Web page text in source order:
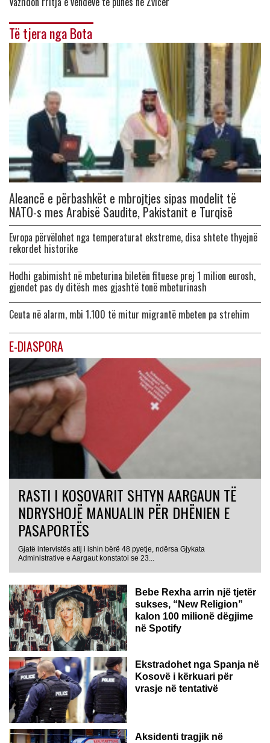
Të tjera nga Bota
Aleancë e përbashkët e mbrojtjes sipas modelit të
NATO-s mes Arabisë Saudite, Pakistanit e Turqisë
Evropa përvëlohet nga temperaturat ekstreme, disa shtete thyejnë
rekordet historike
Hodhi gabimisht në mbeturina biletën fituese prej 1 milion eurosh,
gjendet pas dy ditësh mes gjashtë tonë mbeturinash
Ceuta në alarm, mbi 1.100 të mitur migrantë mbeten pa strehim
E-DIASPORA
RASTI I KOSOVARIT SHTYN AARGAUN TË
NDRYSHOJË MANUALIN PËR DHËNIEN E
PASAPORTËS
Gjatë intervistës atij i ishin bërë 48 pyetje, ndërsa Gjykata
Administrative e Aargaut konstatoi se 23...
Bebe Rexha arrin një tjetër
sukses, “New Religion”
kalon 100 milionë dëgjime
në Spotify
Ekstradohet nga Spanja në
Kosovë i kërkuari për
vrasje në tentativë
GJERMANI
Aksidenti tragjik në